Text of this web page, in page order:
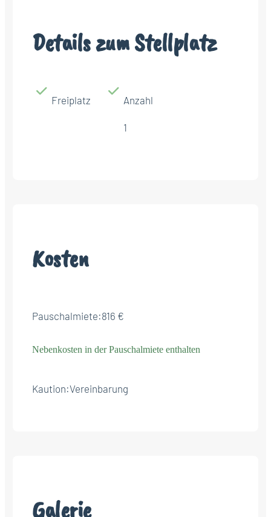
Details zum Stellplatz
Freiplatz Anzahl
1
Kosten
Pauschalmiete:816 €
Nebenkosten in der Pauschalmiete enthalten
Kaution:Vereinbarung
Galerie